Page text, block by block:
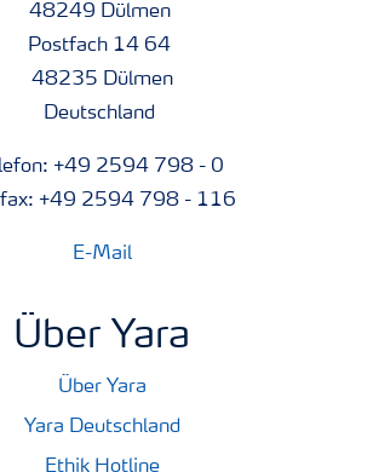
48249 Dülmen
Postfach 14 64
48235 Dülmen
Deutschland
+49 2594 798 - 0
+49 2594 798 - 116
E-Mail
Über Yara
Über Yara
Yara Deutschland
Ethik Hotline